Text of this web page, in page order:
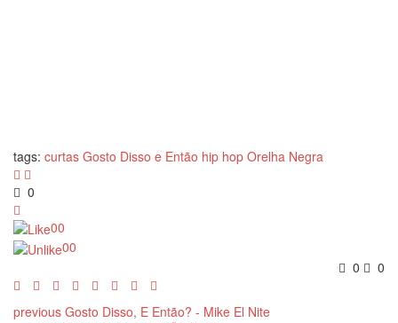
tags: curtas Gosto Disso e Então hip hop Orelha Negra
0
00
00
0
0
previous Gosto Disso, E Então? - Mike El Nite